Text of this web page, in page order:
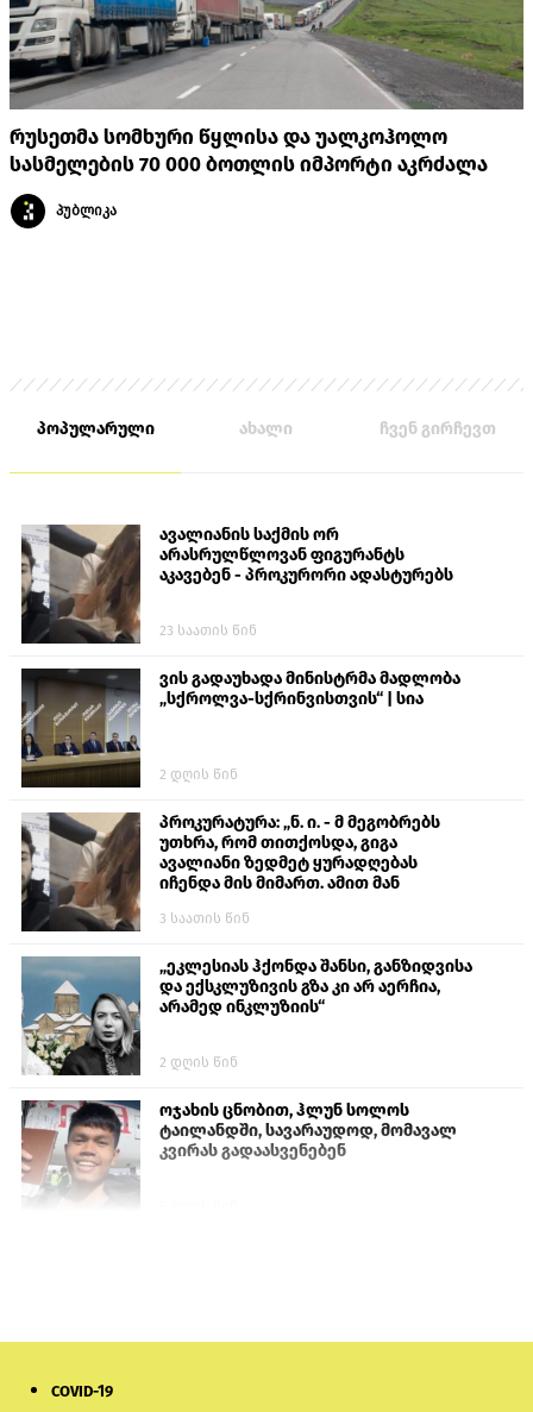
რუსეთმა სომხური წყლისა და უალკოჰოლო
სასმელების 70 000 ბოთლის იმპორტი აკრძალა
პუბლიკა
პოპულარული ახალი ჩვენ გირჩევთ
ავალიანის საქმის ორ
არასრულწლოვან ფიგურანტს
აკავებენ - პროკურორი ადასტურებს
23 საათის წინ
ვის გადაუხადა მინისტრმა მადლობა
„სქროლვა-სქრინვისთვის“ | სია
2 დღის წინ
პროკურატურა: „ნ. ი. - მ მეგობრებს
უთხრა, რომ თითქოსდა, გიგა
ავალიანი ზედმეტ ყურადღებას
იჩენდა მის მიმართ. ამით მან
თავს დასხმოდა გიგა ავალიანს“
3 საათის წინ
„ეკლესიას ჰქონდა შანსი, განზიდვისა
და ექსკლუზივის გზა კი არ აერჩია,
არამედ ინკლუზიის“
2 დღის წინ
ოჯახის ცნობით, ჰლუნ სოლოს
ტაილანდში, სავარაუდოდ, მომავალ
კვირას გადაასვენებენ
COVID-19